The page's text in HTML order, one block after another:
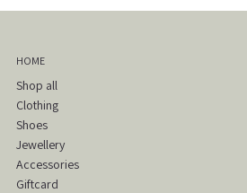
HOME
Shop all
Clothing
Shoes
Jewellery
Accessories
Giftcard